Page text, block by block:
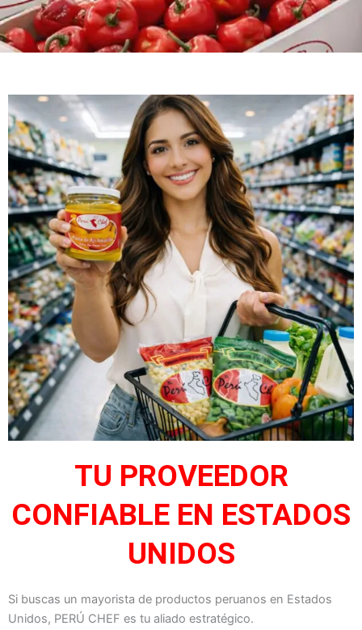
TU PROVEEDOR
CONFIABLE EN ESTADOS
UNIDOS
Si buscas un mayorista de productos peruanos en Estados
Unidos, PERÚ CHEF es tu aliado estratégico.